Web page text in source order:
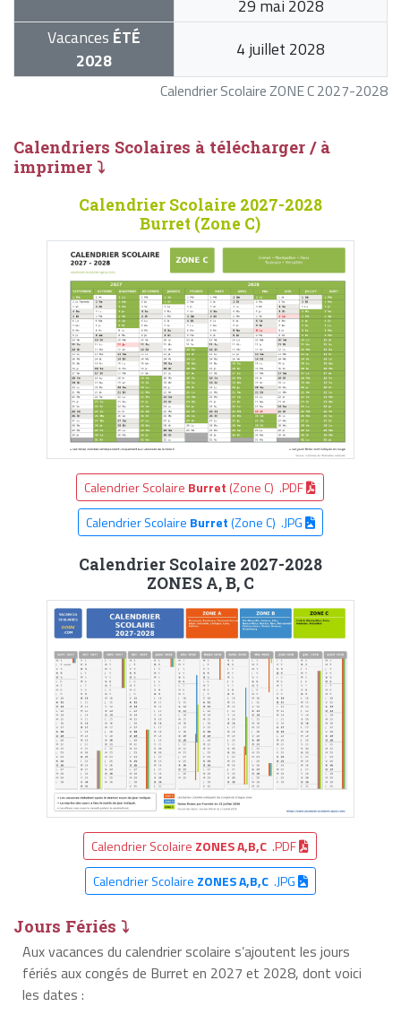
Calendrier Scolaire ZONE C 2027-2028
29 mai 2028
Vacances ÉTÉ
2028
4 juillet 2028
Calendriers Scolaires à télécharger / à
imprimer ⤵
Calendrier Scolaire 2027-2028
Burret (Zone C)
Calendrier Scolaire Burret (Zone C) .PDF
Calendrier Scolaire Burret(Zone C) .JPG
Calendrier Scolaire 2027-2028
ZONES A, B, C
Calendrier Scolaire ZONES A,B,C .PDF
Calendrier Scolaire ZONES A,B,C.JPG
Jours Fériés ⤵
Aux vacances du calendrier scolaire s’ajoutent les jours
fériés aux congés de Burret en 2027 et 2028, dont voici
les dates :